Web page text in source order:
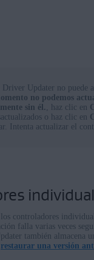
Driver Updater no puede
no podemos
sin él.
, haz clic en
o haz clic en
Intenta actualizar el
controladores
falla varias veces
también almacena
restaurar una versión